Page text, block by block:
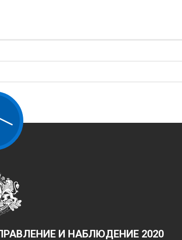
И НАБЛЮДЕНИЕ 2020